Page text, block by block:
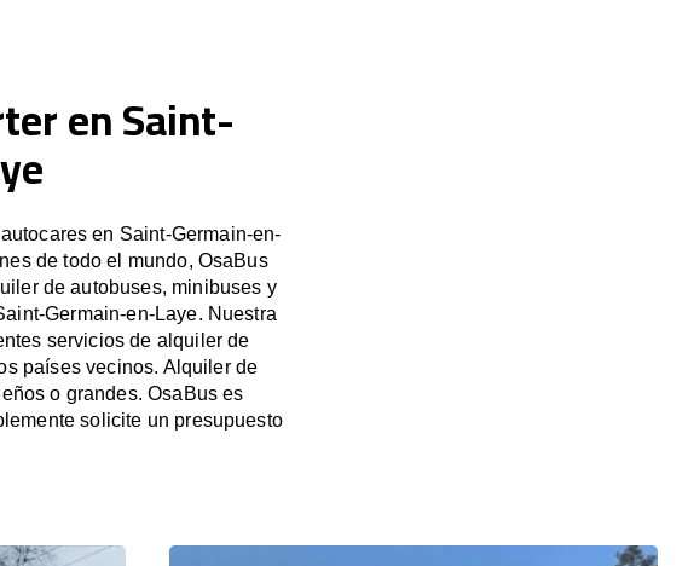
en Saint-
en Saint-Germain-en-
de todo el mundo, OsaBus
de autobuses, minibuses y
Germain-en-Laye. Nuestra
servicios de alquiler de
países vecinos. Alquiler de
o grandes. OsaBus es
solicite un presupuesto